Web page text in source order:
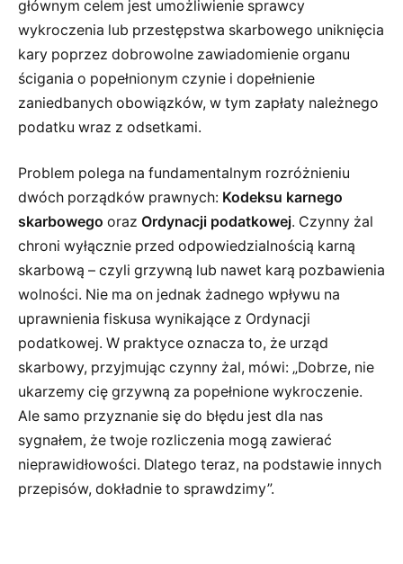
głównym celem jest umożliwienie sprawcy
wykroczenia lub przestępstwa skarbowego uniknięcia
kary poprzez dobrowolne zawiadomienie organu
ścigania o popełnionym czynie i dopełnienie
zaniedbanych obowiązków, w tym zapłaty należnego
podatku wraz z odsetkami.
Problem polega na fundamentalnym rozróżnieniu
dwóch porządków prawnych: Kodeksu karnego
skarbowego oraz Ordynacji podatkowej. Czynny żal
chroni wyłącznie przed odpowiedzialnością karną
skarbową – czyli grzywną lub nawet karą pozbawienia
wolności. Nie ma on jednak żadnego wpływu na
uprawnienia fiskusa wynikające z Ordynacji
podatkowej. W praktyce oznacza to, że urząd
skarbowy, przyjmując czynny żal, mówi: „Dobrze, nie
ukarzemy cię grzywną za popełnione wykroczenie.
Ale samo przyznanie się do błędu jest dla nas
sygnałem, że twoje rozliczenia mogą zawierać
nieprawidłowości. Dlatego teraz, na podstawie innych
przepisów, dokładnie to sprawdzimy”.